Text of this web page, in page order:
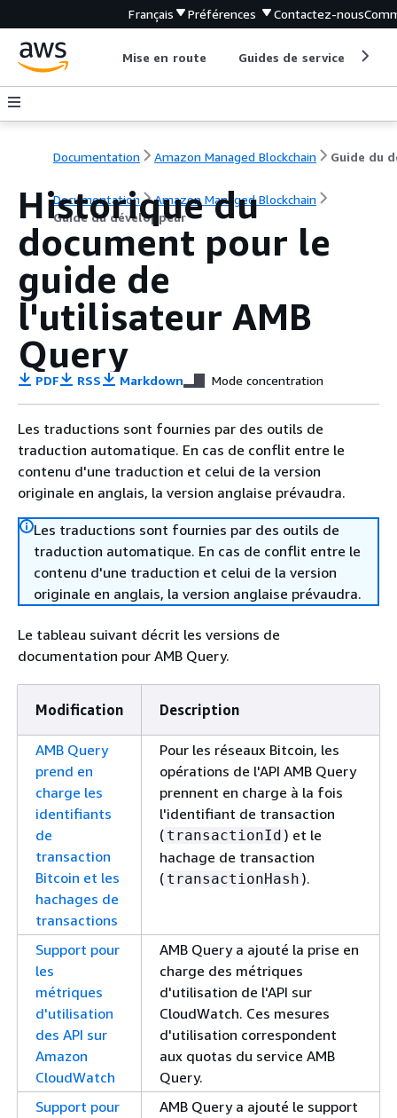
Français Préférences Contactez-nous
Mise en route Guides de service
Documentation Amazon Managed Blockchain
Documentation
Amazon Managed Blockchain
Guide du développeur
Historique du
document pour le
guide de
l'utilisateur AMB
Query
PDF RSS Markdown Mode concentration
Les traductions sont fournies par des outils de
traduction automatique. En cas de conflit entre le
contenu d'une traduction et celui de la version
originale en anglais, la version anglaise prévaudra.
Les traductions sont fournies par des outils de
traduction automatique. En cas de conflit entre le
contenu d'une traduction et celui de la version
originale en anglais, la version anglaise prévaudra.
Le tableau suivant décrit les versions de
documentation pour AMB Query.
Modification Description
AMB Query
prend en
charge les
identifiants
de
transaction
Bitcoin et les
hachages de
transactions
Pour les réseaux Bitcoin, les
opérations de l'API AMB Query
prennent en charge à la fois
l'identifiant de transaction
( transactionId ) et le
hachage de transaction
( transactionHash ).
Support pour
les
métriques
d'utilisation
des API sur
Amazon
CloudWatch
AMB Query a ajouté la prise en
charge des métriques
d'utilisation de l'API sur
CloudWatch. Ces mesures
d'utilisation correspondent
aux quotas du service AMB
Query.
Support pour
AMB Query a ajouté le support